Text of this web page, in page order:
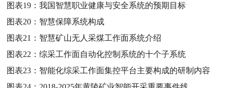
图表19：我国智慧职业健康与安全系统的预期目标
图表20： 智慧保障系统构成
图表21： 智慧矿山无人采煤工作面系统介绍
图表22：综采工作面自动化控制系统的十个子系统
图表23： 智能化综采工作面集控平台主要构成的研制内容